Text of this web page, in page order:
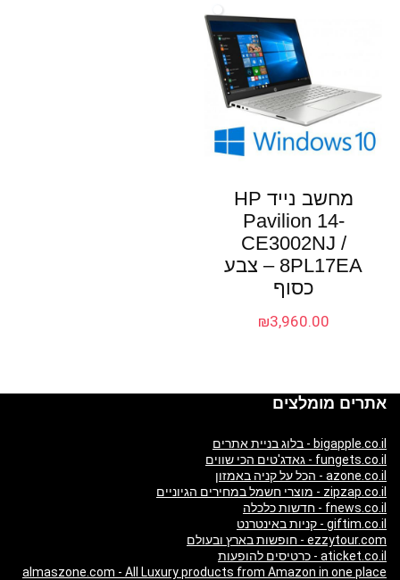
מחשב נייד HP
Pavilion 14-
CE3002NJ /
8PL17EA – צבע
כסוף
₪3,960.00
אתרים מומלצים
bigapple.co.il - בלוג בניית אתרים
fungets.co.il - גאדג'טים הכי שווים
azone.co.il - הכל על קניה באמזון
zipzap.co.il - מוצרי חשמל במחירים הגיוניים
fnews.co.il - חדשות כלכלה
giftim.co.il - קניות באינטרנט
ezzytour.com - חופשות בארץ ובעולם
aticket.co.il - כרטיסים להופעות
almaszone.com - All Luxury products from Amazon in one place